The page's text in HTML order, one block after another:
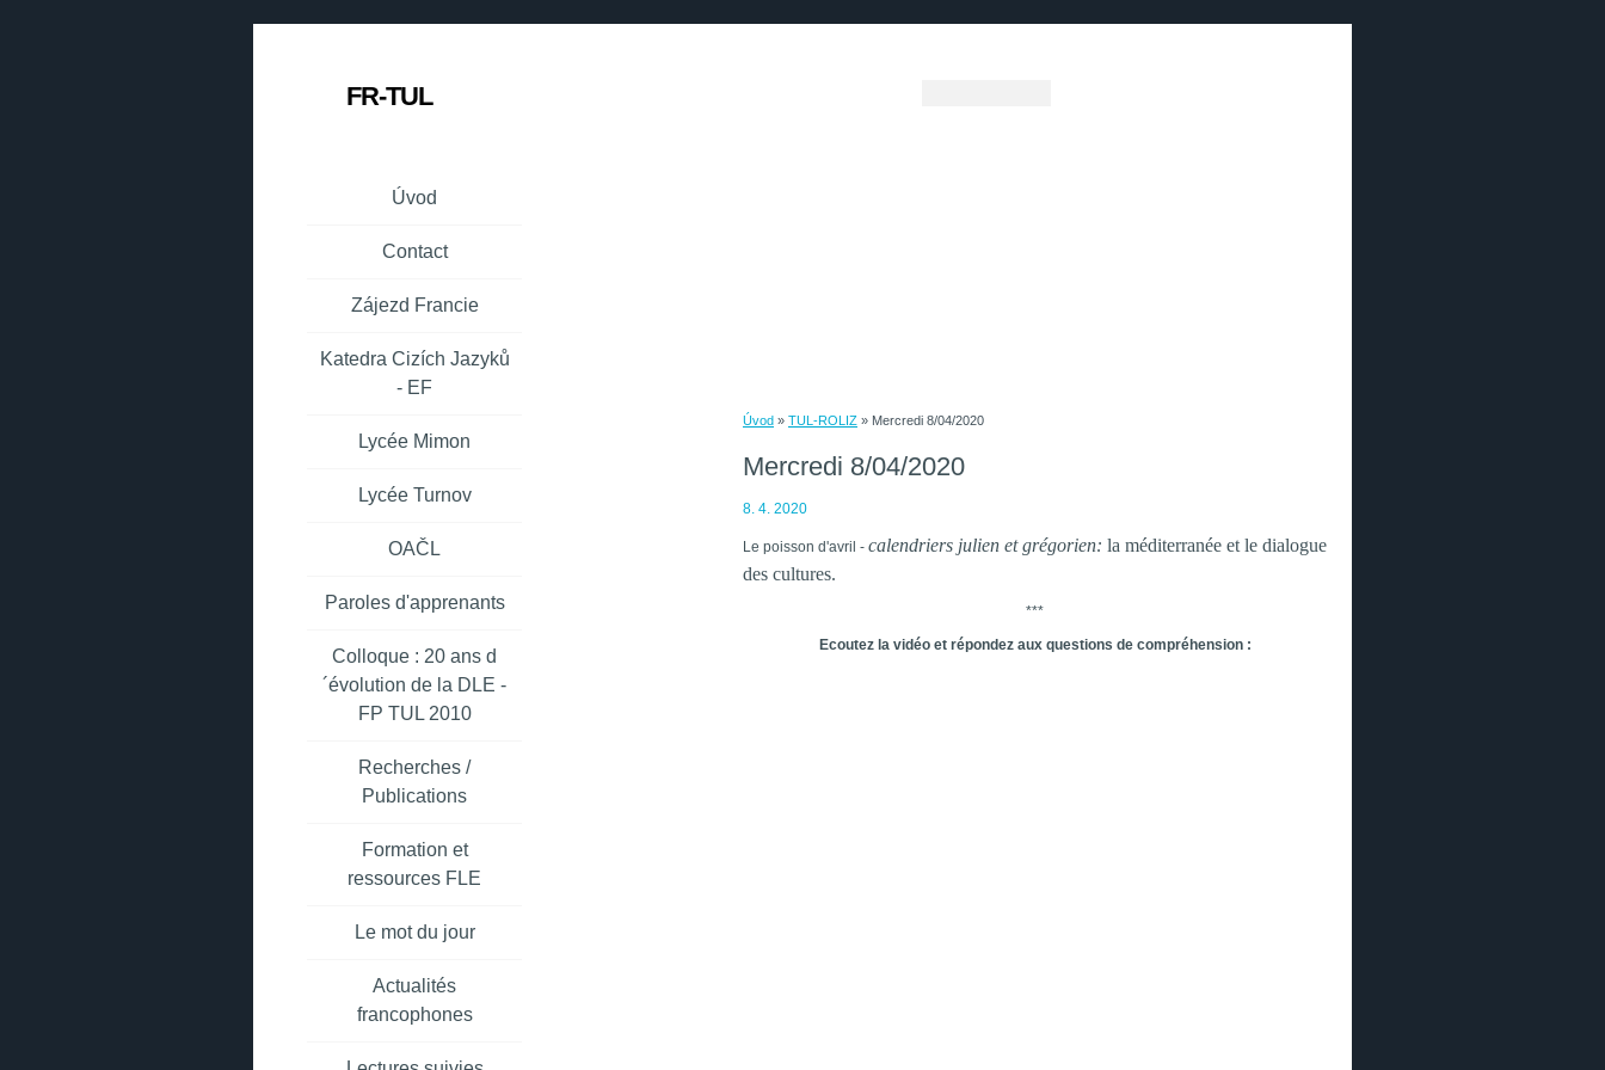
FR-TUL
Úvod » TUL-ROLIZ » Mercredi 8/04/2020
Mercredi 8/04/2020
8. 4. 2020
Le poisson d'avril - calendriers julien et grégorien: la méditerranée et le dialogue
des cultures.
***
Ecoutez la vidéo et répondez aux questions de compréhension :
Úvod
Contact
Zájezd Francie
Katedra Cizích Jazyků
- EF
Lycée Mimon
Lycée Turnov
OAČL
Paroles d'apprenants
Colloque : 20 ans d
´évolution de la DLE -
FP TUL 2010
Recherches /
Publications
Formation et
ressources FLE
Le mot du jour
Actualités
francophones